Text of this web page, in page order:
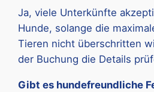
Ja, viele Unterkünfte
Hunde, solange die
Tieren nicht überschritten
der Buchung die Details
Gibt es hundefreundliche